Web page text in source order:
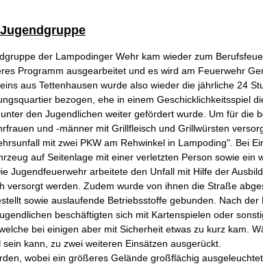
der Lampodinger Wehr kam wieder zum
Programm ausgearbeitet und es wird am Feuerwehr
aus Tettenhausen wurde also wieder die jährliche 24
bezogen, ehe in einem Geschicklichkeitsspiel
den Jugendlichen weiter gefördert wurde. Um für die
und -männer mit Grillfleisch und Grillwürsten
mit zwei PKW am Rehwinkel in Lampoding". Bei
auf Seitenlage mit einer verletzten Person sowie ein
Jugendfeuerwehr arbeitete den Unfall mit Hilfe der
versorgt werden. Zudem wurde von ihnen die Straße
sowie auslaufende Betriebsstoffe gebunden. Nach
beschäftigten sich mit Kartenspielen oder
bei einigen aber mit Sicherheit etwas zu kurz kam.
kann, zu zwei weiteren Einsätzen ausgerückt.
wobei ein größeres Gelände großflächig